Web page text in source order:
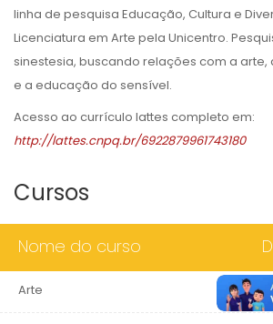
linha de pesquisa Educação, Cultura e
Licenciatura em Arte pela Unicentro.
sinestesia, buscando relações com a arte,
e a educação do sensível.
Acesso ao currículo lattes completo em:
http://lattes.cnpq.br/6922879961743180
Cursos
Nome do curso
Arte 4